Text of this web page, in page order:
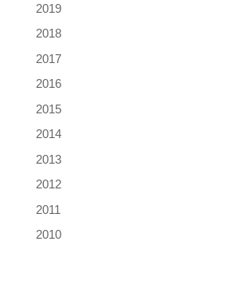
2019
2018
2017
2016
2015
2014
2013
2012
2011
2010